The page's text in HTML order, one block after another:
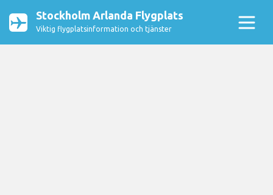
Stockholm Arlanda Flygplats
Viktig flygplatsinformation och tjänster